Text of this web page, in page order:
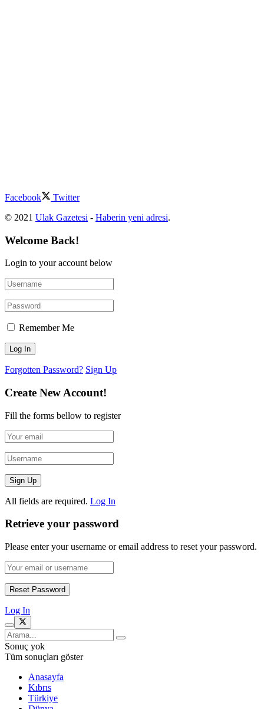
Facebook
Twitter
© 2021 Ulak Gazetesi - Haberin yeni adresi.
Welcome Back!
Login to your account below
Remember Me
Forgotten Password? Sign Up
Create New Account!
Fill the forms bellow to register
All fields are required. Log In
Retrieve your password
Please enter your username or email address to reset your password.
Log In
Sonuç yok
Tüm sonuçları göster
Anasayfa
Kıbrıs
Türkiye